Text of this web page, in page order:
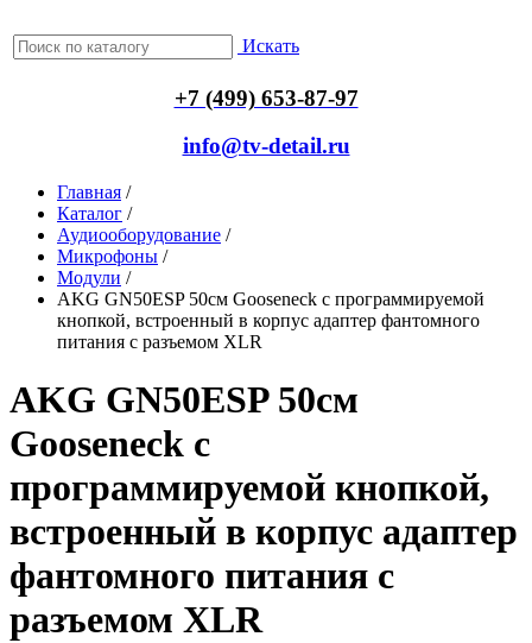
Искать
+7 (499) 653-87-97
info@tv-detail.ru
Главная /
Каталог /
Аудиооборудование /
Микрофоны /
Модули /
AKG GN50ESP 50см Gooseneck с программируемой
кнопкой, встроенный в корпус адаптер фантомного
питания с разъемом XLR
AKG GN50ESP 50см
Gooseneck с
программируемой кнопкой,
встроенный в корпус адаптер
фантомного питания с
разъемом XLR